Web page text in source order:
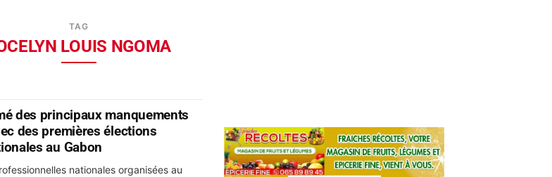
TAG
LOUIS NGOMA
des principaux manquements
des premières élections
au Gabon
nationales organisées au